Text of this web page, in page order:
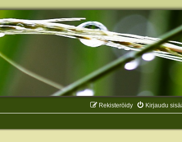
Kirjaudu
Rekisteröidy